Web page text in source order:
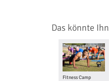
Das könnte
Fitness Camp